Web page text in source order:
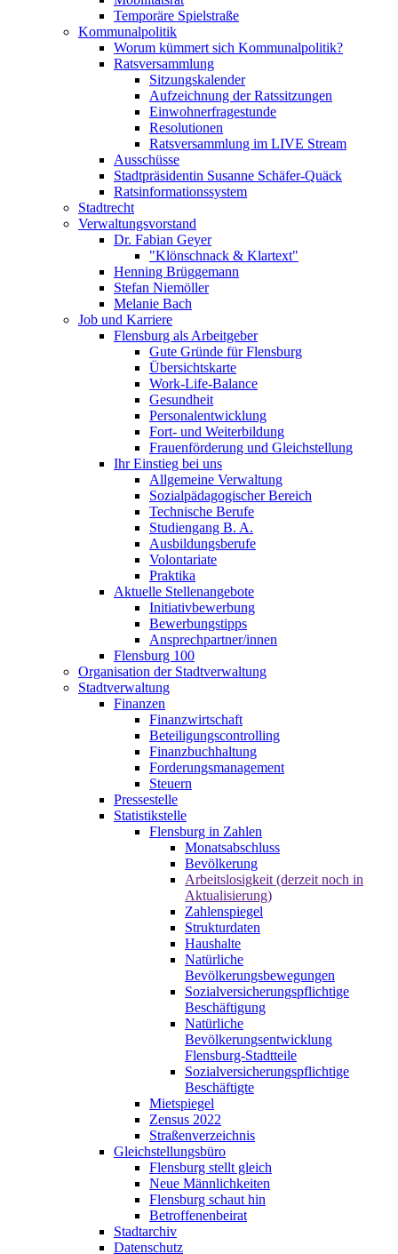
Temporäre Spielstraße
Kommunalpolitik
Worum kümmert sich Kommunalpolitik?
Ratsversammlung
Sitzungskalender
Aufzeichnung der Ratssitzungen
Einwohnerfragestunde
Resolutionen
Ratsversammlung im LIVE Stream
Ausschüsse
Stadtpräsidentin Susanne Schäfer-Quäck
Ratsinformationssystem
Stadtrecht
Verwaltungsvorstand
Dr. Fabian Geyer
"Klönschnack & Klartext"
Henning Brüggemann
Stefan Niemöller
Melanie Bach
Job und Karriere
Flensburg als Arbeitgeber
Gute Gründe für Flensburg
Übersichtskarte
Work-Life-Balance
Gesundheit
Personalentwicklung
Fort- und Weiterbildung
Frauenförderung und Gleichstellung
Ihr Einstieg bei uns
Allgemeine Verwaltung
Sozialpädagogischer Bereich
Technische Berufe
Studiengang B. A.
Ausbildungsberufe
Volontariate
Praktika
Aktuelle Stellenangebote
Initiativbewerbung
Bewerbungstipps
Ansprechpartner/innen
Flensburg 100
Organisation der Stadtverwaltung
Stadtverwaltung
Finanzen
Finanzwirtschaft
Beteiligungscontrolling
Finanzbuchhaltung
Forderungsmanagement
Steuern
Pressestelle
Statistikstelle
Flensburg in Zahlen
Monatsabschluss
Bevölkerung
Arbeitslosigkeit (derzeit noch in
Aktualisierung)
Zahlenspiegel
Strukturdaten
Haushalte
Natürliche
Bevölkerungsbewegungen
Sozialversicherungspflichtige
Beschäftigung
Natürliche
Bevölkerungsentwicklung
Flensburg-Stadtteile
Sozialversicherungspflichtige
Beschäftigte
Mietspiegel
Zensus 2022
Straßenverzeichnis
Gleichstellungsbüro
Flensburg stellt gleich
Neue Männlichkeiten
Flensburg schaut hin
Betroffenenbeirat
Stadtarchiv
Datenschutz